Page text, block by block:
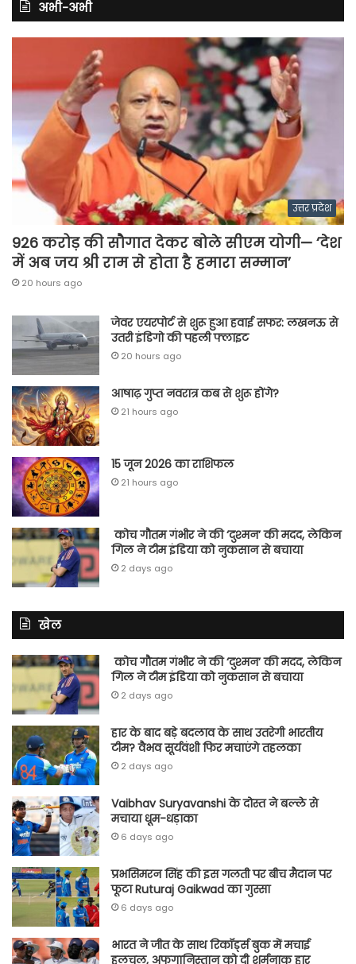
अभी-अभी
उत्तर प्रदेश
926 करोड़ की सौगात देकर बोले सीएम योगी— ‘देश
में अब जय श्री राम से होता है हमारा सम्मान’
20 hours ago
जेवर एयरपोर्ट से शुरू हुआ हवाई सफर: लखनऊ से
उतरी इंडिगो की पहली फ्लाइट
20 hours ago
आषाढ़ गुप्त नवरात्र कब से शुरू होंगे?
21 hours ago
15 जून 2026 का राशिफल
21 hours ago
कोच गौतम गंभीर ने की ‘दुश्मन’ की मदद, लेकिन
गिल ने टीम इंडिया को नुकसान से बचाया
2 days ago
खेल
कोच गौतम गंभीर ने की ‘दुश्मन’ की मदद, लेकिन
गिल ने टीम इंडिया को नुकसान से बचाया
2 days ago
हार के बाद बड़े बदलाव के साथ उतरेगी भारतीय
टीम? वैभव सूर्यवंशी फिर मचाएंगे तहलका
2 days ago
Vaibhav Suryavanshi के दोस्त ने बल्ले से
मचाया धूम-धड़ाका
6 days ago
प्रभसिमरन सिंह की इस गलती पर बीच मैदान पर
फूटा Ruturaj Gaikwad का गुस्सा
6 days ago
भारत ने जीत के साथ रिकॉर्ड्स बुक में मचाई
हलचल, अफगानिस्तान को दी शर्मनाक हार